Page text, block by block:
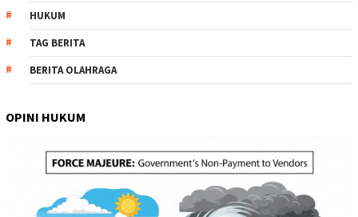
HUKUM
TAG BERITA
BERITA OLAHRAGA
OPINI HUKUM